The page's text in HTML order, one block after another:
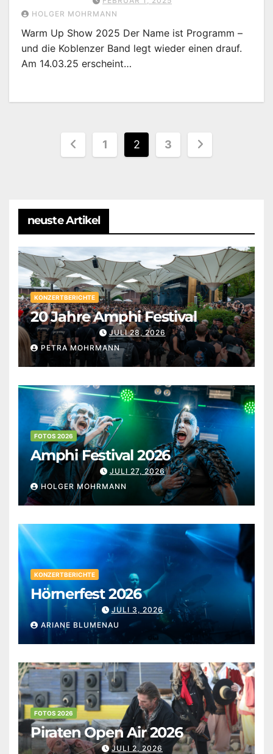
HOLGER MOHRMANN
Warm Up Show 2025 Der Name ist Programm –
und die Koblenzer Band legt wieder einen drauf.
Am 14.03.25 erscheint…
Seitennummerierung
1 2 3
neuste Artikel
KONZERTBERICHTE
20 Jahre Amphi Festival
JULI 28, 2026
PETRA MOHRMANN
FOTOS 2026
Amphi Festival 2026
JULI 27, 2026
HOLGER MOHRMANN
KONZERTBERICHTE
Hörnerfest 2026
JULI 3, 2026
ARIANE BLUMENAU
FOTOS 2026
Piraten Open Air 2026
JULI 2, 2026